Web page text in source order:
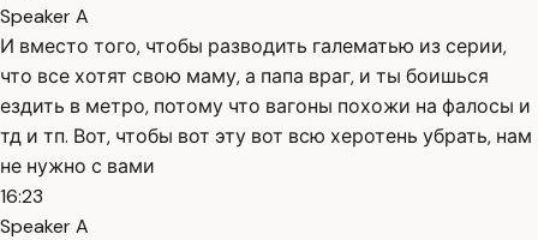
Speaker A
И вместо того, чтобы разводить галематью из серии,
что все хотят свою маму, а папа враг, и ты боишься
ездить в метро, потому что вагоны похожи на фалосы и
тд и тп. Вот, чтобы вот эту вот всю херотень убрать, нам
не нужно с вами
16:23
Speaker A